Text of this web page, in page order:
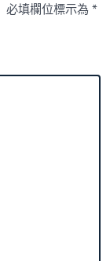
必填欄位標示為*